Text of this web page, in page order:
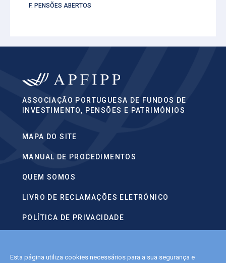
F. PENSÕES ABERTOS
Esta página utiliza cookies necessários para a sua segurança e
ASSOCIAÇÃO PORTUGUESA DE FUNDOS DE
INVESTIMENTO, PENSÕES E PATRIMÓNIOS
MAPA DO SITE
MANUAL DE PROCEDIMENTOS
QUEM SOMOS
LIVRO DE RECLAMAÇÕES ELETRÓNICO
POLÍTICA DE PRIVACIDADE
POLÍTICA DE COOKIES